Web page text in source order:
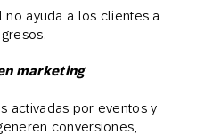
ayuda a los clientes a
marketing
activadas por eventos y
conversiones,